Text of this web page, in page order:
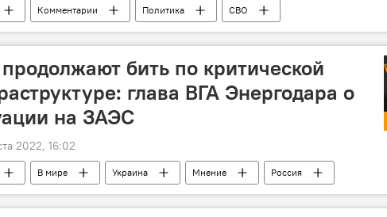
Комментарии Политика СВО
бить по критической
глава ВГА Энергодара о
на ЗАЭС
2022, 16:02
В мире Украина Мнение Россия